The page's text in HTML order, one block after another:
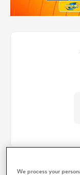
We process your